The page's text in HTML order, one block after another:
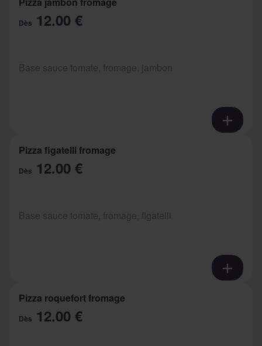
Dès 12.00 €
Pizza figatelli fromage
Dès 12.00 €
Pizza roquefort fromage
Dès 12.00 €